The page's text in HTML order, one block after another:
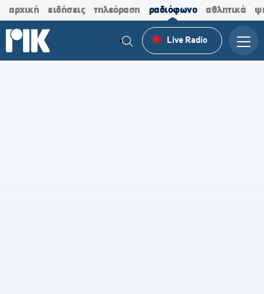
αρχική ειδήσεις τηλεόραση ραδιόφωνο αθλητικά
Live Radio